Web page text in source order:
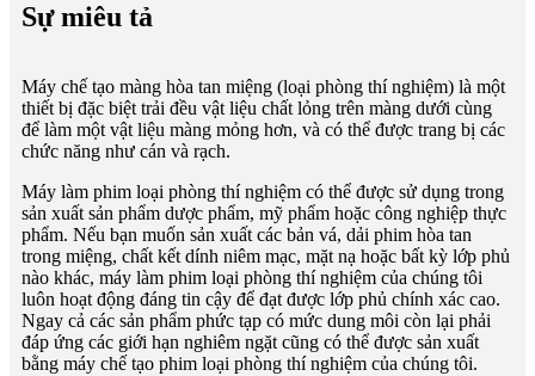
Sự miêu tả
Máy chế tạo màng hòa tan miệng (loại phòng thí nghiệm) là một
thiết bị đặc biệt trải đều vật liệu chất lỏng trên màng dưới cùng
để làm một vật liệu màng mỏng hơn, và có thể được trang bị các
chức năng như cán và rạch.
Máy làm phim loại phòng thí nghiệm có thể được sử dụng trong
sản xuất sản phẩm dược phẩm, mỹ phẩm hoặc công nghiệp thực
phẩm. Nếu bạn muốn sản xuất các bản vá, dải phim hòa tan
trong miệng, chất kết dính niêm mạc, mặt nạ hoặc bất kỳ lớp phủ
nào khác, máy làm phim loại phòng thí nghiệm của chúng tôi
luôn hoạt động đáng tin cậy để đạt được lớp phủ chính xác cao.
Ngay cả các sản phẩm phức tạp có mức dung môi còn lại phải
đáp ứng các giới hạn nghiêm ngặt cũng có thể được sản xuất
bằng máy chế tạo phim loại phòng thí nghiệm của chúng tôi.